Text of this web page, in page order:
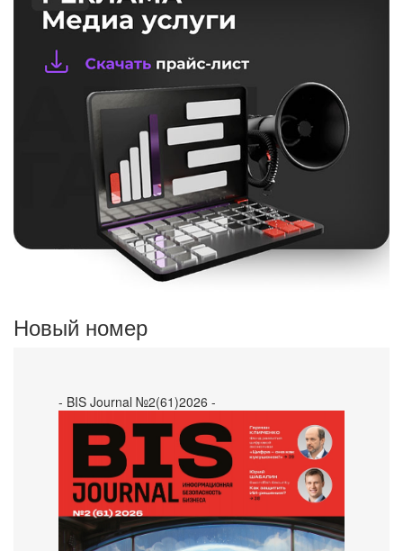
Новый номер
- BIS Journal №2(61)2026 -